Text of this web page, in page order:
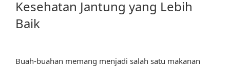
Kesehatan Jantung yang Lebih
Baik
Buah-buahan memang menjadi salah satu makanan